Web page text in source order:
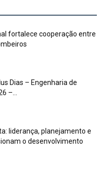
fortalece cooperação entre
Dias – Engenharia de
–...
liderança, planejamento e
o desenvolvimento